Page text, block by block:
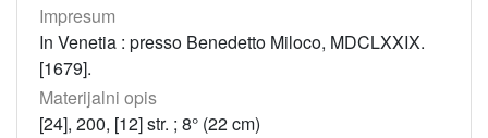
Licencije
PDM
InC
Impresum
In Venetia : presso Benedetto Miloco, MDCLXXIX.
[1679].
Materijalni opis
[24], 200, [12] str. ; 8° (22 cm)